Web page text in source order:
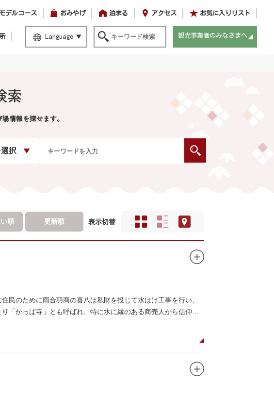
モデルコース おみやげ 泊まる アクセス お気に入りリスト
Language 観光事業者のみなさまへ
索
情報を探せます。
択
順 更新順 表示切替
民のために雨合羽商の喜八は私財を投じて水はけ工事を行い、
「かっぱ寺」とも呼ばれ、特に水に縁のある商売人から信仰さ